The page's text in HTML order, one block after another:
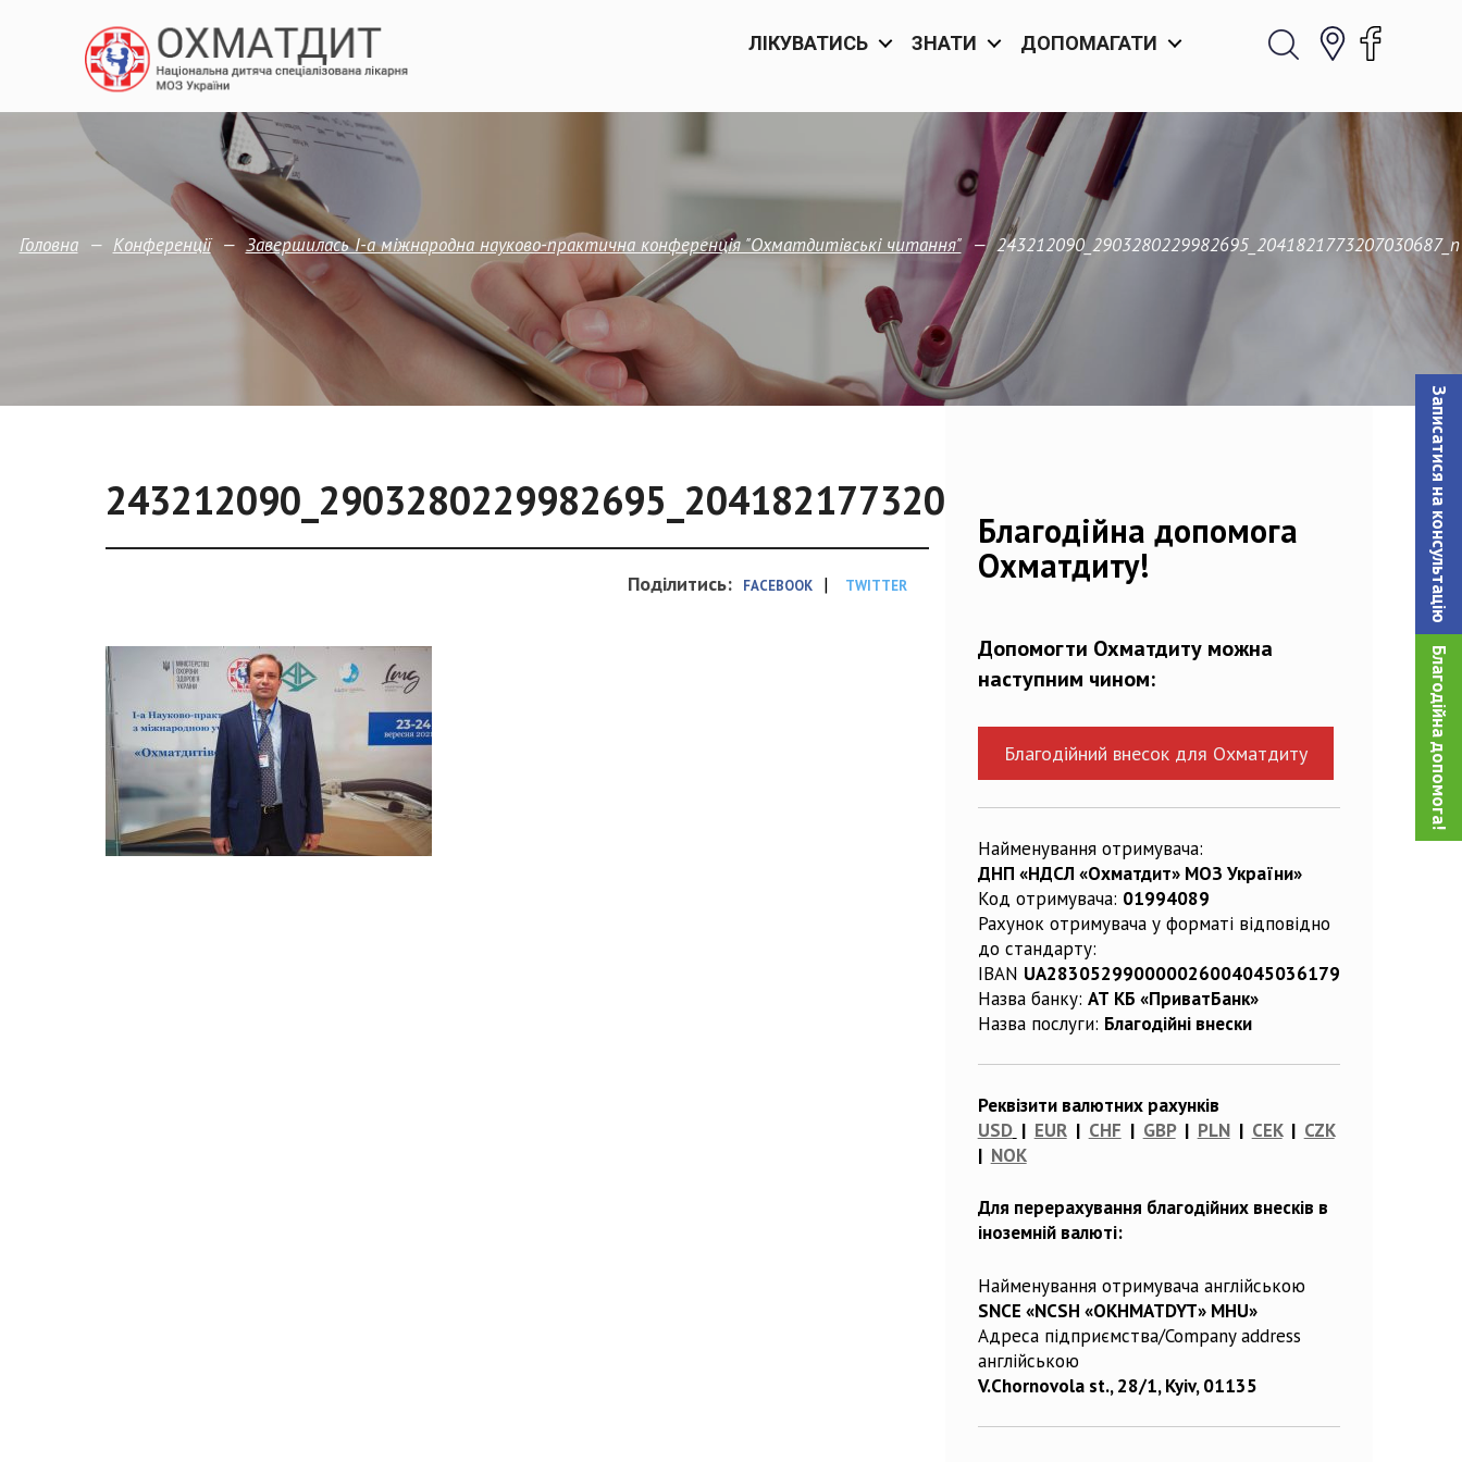
Записатися на консультацiю
Благодійна допомога!
ЛІКУВАТИСЬ ЗНАТИ ДОПОМАГАТИ
Головна — Конференції — Завершилась І-а міжнародна науково-практична конференція "Охматдитівські читання" — 243212090_2903280229982695_2041821773207030687_n
243212090_2903280229982695_2041821773207030687_n
Поділитись: FACEBOOK | TWITTER
Благодійна допомога
Охматдиту!
Допомогти Охматдиту можна
наступним чином:
Благодійний внесок для Охматдиту
Найменування отримувача:
ДНП «НДСЛ «Охматдит» МОЗ України»
Код отримувача: 01994089
Рахунок отримувача у форматі відповідно
до стандарту:
IBAN UA283052990000026004045036179
Назва банку: АТ КБ «ПриватБанк»
Назва послуги: Благодійні внески
Реквізити валютних рахунків
USD | EUR| CHF | GBP| PLN| CEK| CZK
| NOK
Для перерахування благодійних внесків в
іноземній валюті:
Найменування отримувача англійською
SNCE «NCSH «OKHMATDYT» MHU»
Адреса підприємства/Company address
англійською
V.Chornovola st., 28/1, Kyiv, 01135